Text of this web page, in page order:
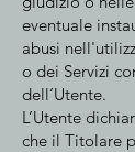
eventuale
abusi
o dei Servizi
dell’Utente.
L’Utente
che il Titolare